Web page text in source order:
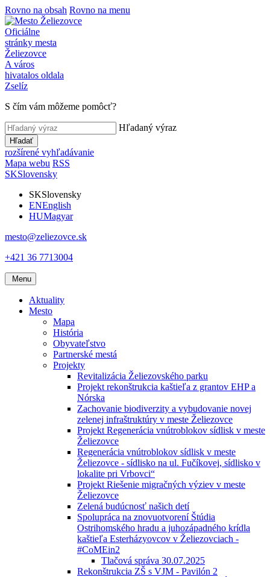
Rovno na obsah Rovno na menu
Oficiálne
stránky mesta
Želiezovce
A város
hivatalos oldala
Zselíz
S čím vám môžeme pomôcť?
Hľadaný výraz
Hľadať
rozšírené vyhľadávanie
Mapa webu RSS
SKSlovensky
SKSlovensky
ENEnglish
HUMagyar
mesto@zeliezovce.sk
+421 36 7713004
Menu
Aktuality
Mesto
Mapa
História
Obyvateľstvo
Partnerské mestá
Projekty
Revitalizácia Želiezovského parku
Projekt rekonštrukcia kaštieľa z grantov EHP a
Nórska
Zachovanie biodiverzity a vybudovanie novej
zelenej infraštruktúry v meste Želiezovce
Projekt Regenerácia vnútroblokov sídlisk v meste
Želiezovce
Regenerácia vnútroblokov sídlisk v meste
Želiezovce - sídlisko na ul. Fučíkovej, sídlisko v
lokalite pri Vrbovci“
Projekt Riešenie migračných výziev v meste
Želiezovce
Zelená budúcnosť našich detí
Spolupráca na znovuotvorení Štúdia
Ostrihomského hradu a juhozápadného krídla
kaštieľa Esterházyovcov v Želiezovciach -
#CoMEin2
Tlačová správa 30.07.2025
Rekonštrukcia ZŠ s VJM - Pavilón 2